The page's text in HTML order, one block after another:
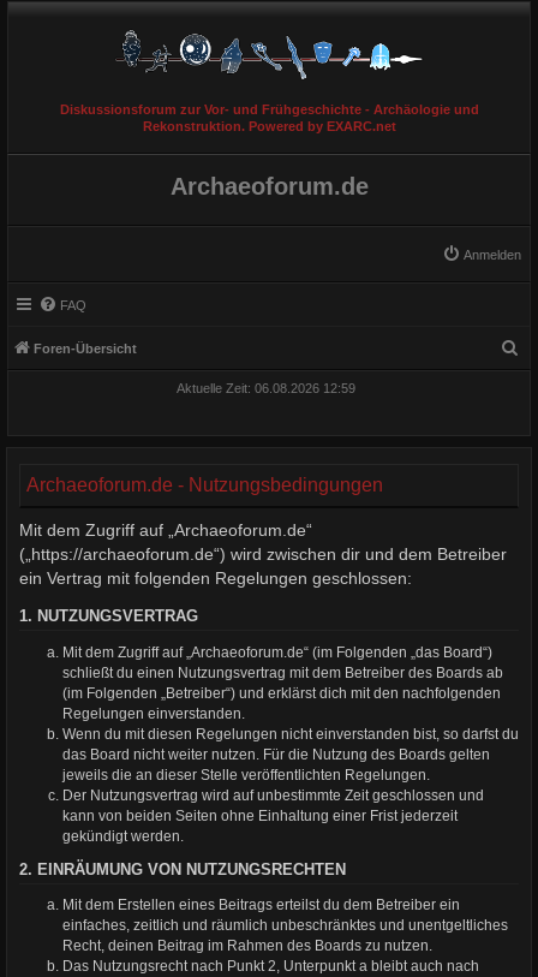
Diskussionsforum zur Vor- und Frühgeschichte - Archäologie und
Rekonstruktion. Powered by EXARC.net
Archaeoforum.de
Anmelden
FAQ
Foren-Übersicht
Aktuelle Zeit: 06.08.2026 12:59
Archaeoforum.de - Nutzungsbedingungen
Mit dem Zugriff auf „Archaeoforum.de“
(„https://archaeoforum.de“) wird zwischen dir und dem Betreiber
ein Vertrag mit folgenden Regelungen geschlossen:
1. NUTZUNGSVERTRAG
Mit dem Zugriff auf „Archaeoforum.de“ (im Folgenden „das Board“)
schließt du einen Nutzungsvertrag mit dem Betreiber des Boards ab
(im Folgenden „Betreiber“) und erklärst dich mit den nachfolgenden
Regelungen einverstanden.
Wenn du mit diesen Regelungen nicht einverstanden bist, so darfst du
das Board nicht weiter nutzen. Für die Nutzung des Boards gelten
jeweils die an dieser Stelle veröffentlichten Regelungen.
Der Nutzungsvertrag wird auf unbestimmte Zeit geschlossen und
kann von beiden Seiten ohne Einhaltung einer Frist jederzeit
gekündigt werden.
2. EINRÄUMUNG VON NUTZUNGSRECHTEN
Mit dem Erstellen eines Beitrags erteilst du dem Betreiber ein
einfaches, zeitlich und räumlich unbeschränktes und unentgeltliches
Recht, deinen Beitrag im Rahmen des Boards zu nutzen.
Das Nutzungsrecht nach Punkt 2, Unterpunkt a bleibt auch nach